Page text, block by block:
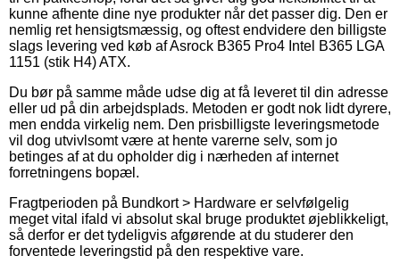
kunne afhente dine nye produkter når det passer dig. Den er
nemlig ret hensigtsmæssig, og oftest endvidere den billigste
slags levering ved køb af Asrock B365 Pro4 Intel B365 LGA
1151 (stik H4) ATX.
Du bør på samme måde udse dig at få leveret til din adresse
eller ud på din arbejdsplads. Metoden er godt nok lidt dyrere,
men endda virkelig nem. Den prisbilligste leveringsmetode
vil dog utvivlsomt være at hente varerne selv, som jo
betinges af at du opholder dig i nærheden af internet
forretningens bopæl.
Fragtperioden på Bundkort > Hardware er selvfølgelig
meget vital ifald vi absolut skal bruge produktet øjeblikkeligt,
så derfor er det tydeligvis afgørende at du studerer den
forventede leveringstid på den respektive vare.